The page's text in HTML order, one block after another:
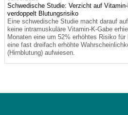
Schwedische Studie: Verzicht auf
verdoppelt Blutungsrisiko
Eine schwedische Studie macht darauf
keine intramuskuläre Vitamin-K-Gabe
Monaten eine um 52% erhöhtes Risiko
eine fast dreifach erhöhte
(Hirnblutung) aufwiesen.